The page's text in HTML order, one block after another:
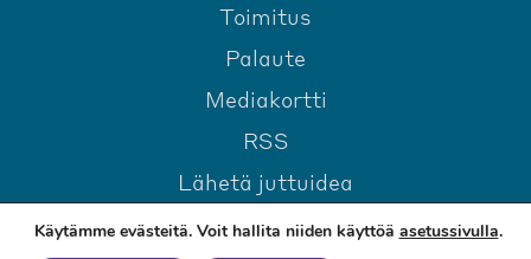
Toimitus
Palaute
Mediakortti
RSS
Lähetä juttuidea
Käytämme evästeitä. Voit hallita niiden käyttöä asetussivulla.